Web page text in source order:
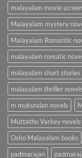
malayalam movie
Malayalam mystery
Malayalam Romantic
malayalam romatic
malayalam short stories
malayalam thriller
m mukundan novels
Muttathu Varkey novels
Osho Malayalam books
padmarajan